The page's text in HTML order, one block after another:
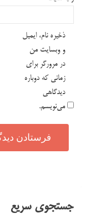
ذخیره نام، ایمیل
و وبسایت من
در مرورگر برای
زمانی که دوباره
دیدگاهی
می‌نویسم.
جستجوی سریع